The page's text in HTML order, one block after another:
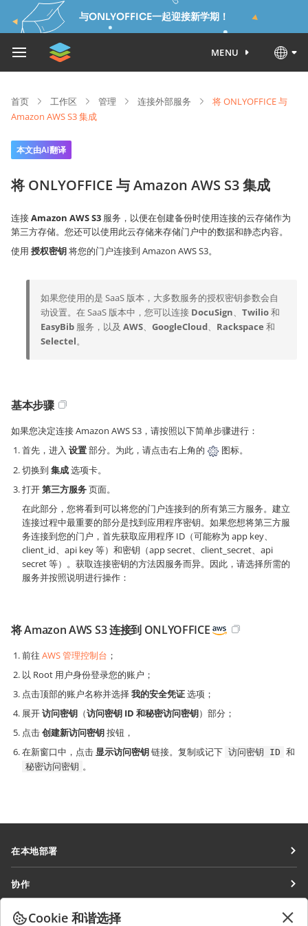
与ONLYOFFICE一起迎接新学期！
MENU
首页 工作区 管理 连接外部服务
将 ONLYOFFICE 与
Amazon AWS S3 集成
本文由AI翻译
将 ONLYOFFICE 与 Amazon AWS S3 集成
连接Amazon AWS S3 服务，以便在创建备份时使用连接的云存储作为
第三方存储。您还可以使用此云存储来存储门户中的数据和静态内容。
使用 授权密钥将您的门户连接到 Amazon AWS S3。
如果您使用的是 SaaS 版本，大多数服务的授权密钥参数会自
动设置。在 SaaS 版本中，您可以连接 DocuSign、 Twilio和
EasyBib 服务，以及 AWS、 GoogleCloud、 Rackspace 和
Selectel。
基本步骤
如果您决定连接 Amazon AWS S3，请按照以下简单步骤进行：
首先，进入 设置部分。为此，请点击右上角的
图标。
切换到 集成选项卡。
打开第三方服务页面。
在此部分，您将看到可以将您的门户连接到的所有第三方服务。建立
连接过程中最重要的部分是找到应用程序密钥。如果您想将第三方服
务连接到您的门户，首先获取应用程序 ID（可能称为 app key、
client_id、api key 等）和密钥（app secret、client_secret、api
secret 等）。获取连接密钥的方法因服务而异。因此，请选择所需的
服务并按照说明进行操作：
将 Amazon AWS S3 连接到 ONLYOFFICE
前往 AWS 管理控制台 ；
以 Root 用户身份登录您的账户；
点击顶部的账户名称并选择我的安全凭证选项；
展开访问密钥 （访问密钥 ID 和秘密访问密钥）部分；
点击创建新访问密钥按钮，
在新窗口中，点击 显示访问密钥链接。复制或记下 访问密钥 ID 和
秘密访问密钥 。
在本地部署
协作空间
工作区
协作
获取最新资讯
Cookie 和谐选择